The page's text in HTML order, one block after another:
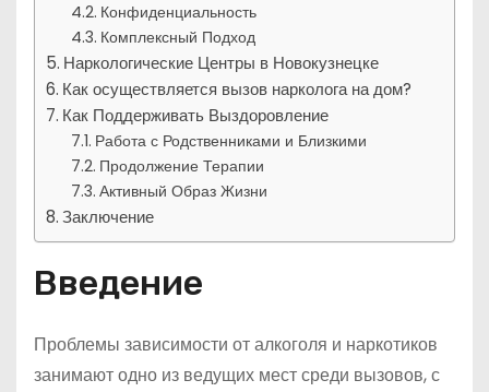
Конфиденциальность
Комплексный Подход
Наркологические Центры в Новокузнецке
Как осуществляется вызов нарколога на дом?
Как Поддерживать Выздоровление
Работа с Родственниками и Близкими
Продолжение Терапии
Активный Образ Жизни
Заключение
Введение
Проблемы зависимости от алкоголя и наркотиков
занимают одно из ведущих мест среди вызовов, с